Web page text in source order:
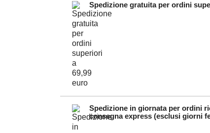
Spedizione gratuita per ordini
Spedizione in giornata per ordini
consegna express (esclusi giorni